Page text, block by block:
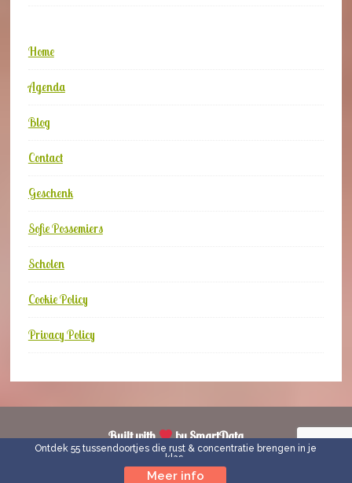
Home
Agenda
Blog
Contact
Geschenk
Sofie Possemiers
Scholen
Cookie Policy
Privacy Policy
Built with bySmartData
Ontdek 55 tussendoortjes die rust & concentratie brengen in je
klas.
Meer info